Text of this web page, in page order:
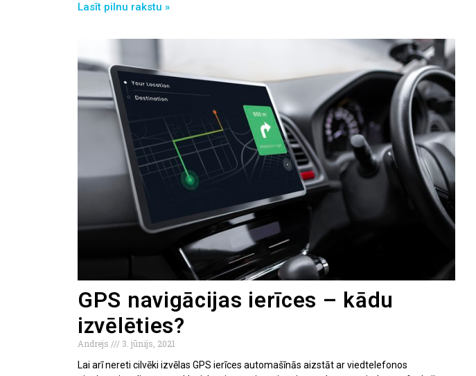
Lasīt pilnu rakstu »
GPS navigācijas ierīces – kādu
izvēlēties?
Andrejs
3. jūnijs, 2021
Lai arī nereti cilvēki izvēlas GPS ierīces automašīnās aizstāt ar viedtelefonos